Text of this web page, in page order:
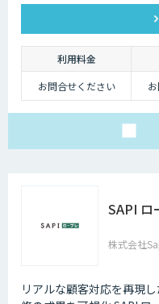
利用料金
お問合せください
SAPI ロ
株式会社
リアルな顧客対応を再現